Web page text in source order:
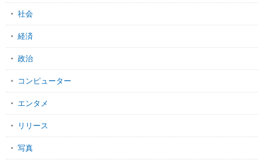
社会
経済
政治
コンピューター
エンタメ
リリース
写真